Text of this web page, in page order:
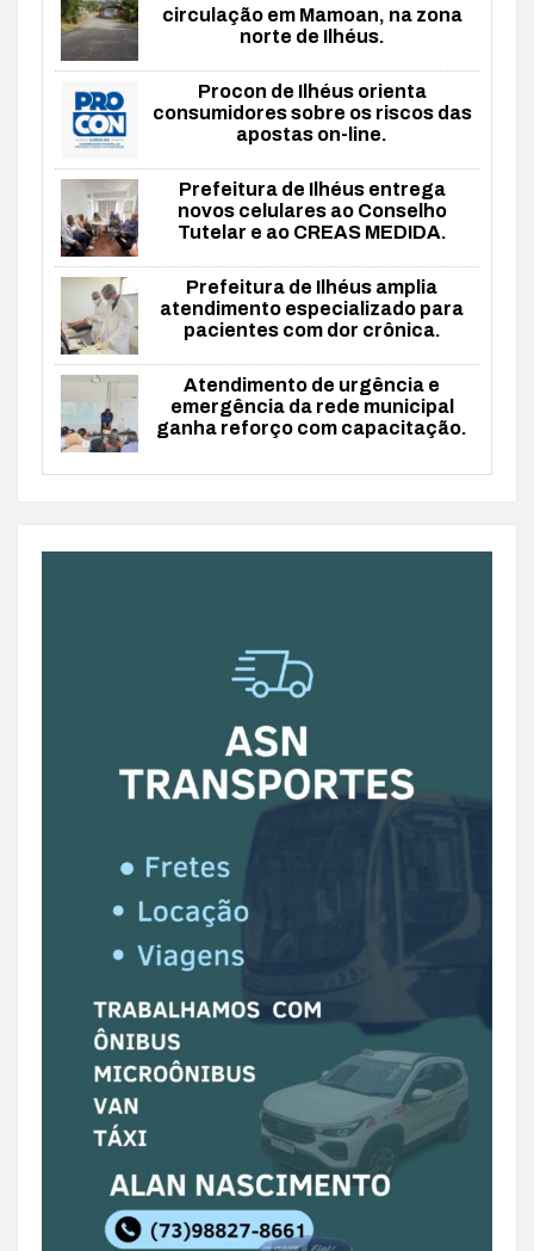
circulação em Mamoan, na zona
norte de Ilhéus.
Procon de Ilhéus orienta
consumidores sobre os riscos das
apostas on-line.
Prefeitura de Ilhéus entrega
novos celulares ao Conselho
Tutelar e ao CREAS MEDIDA.
Prefeitura de Ilhéus amplia
atendimento especializado para
pacientes com dor crônica.
Atendimento de urgência e
emergência da rede municipal
ganha reforço com capacitação.